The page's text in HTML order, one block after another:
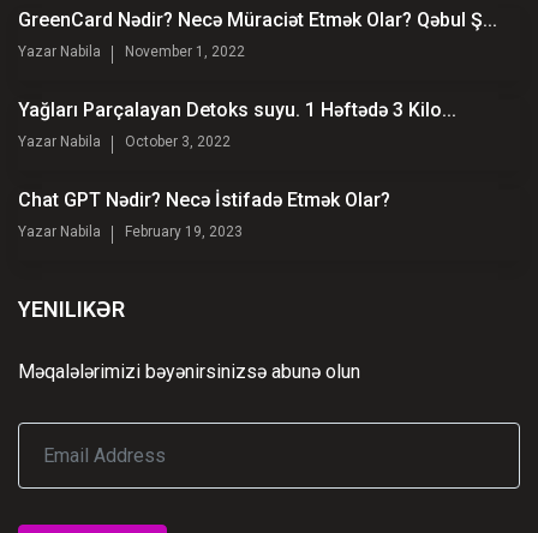
GreenCard Nədir? Necə Müraciət Etmək Olar? Qəbul Ş...
Yazar Nabila November 1, 2022
Yağları Parçalayan Detoks suyu. 1 Həftədə 3 Kilo...
Yazar Nabila October 3, 2022
Chat GPT Nədir? Necə İstifadə Etmək Olar?
Yazar Nabila February 19, 2023
YENILIKƏR
Məqalələrimizi bəyənirsinizsə abunə olun